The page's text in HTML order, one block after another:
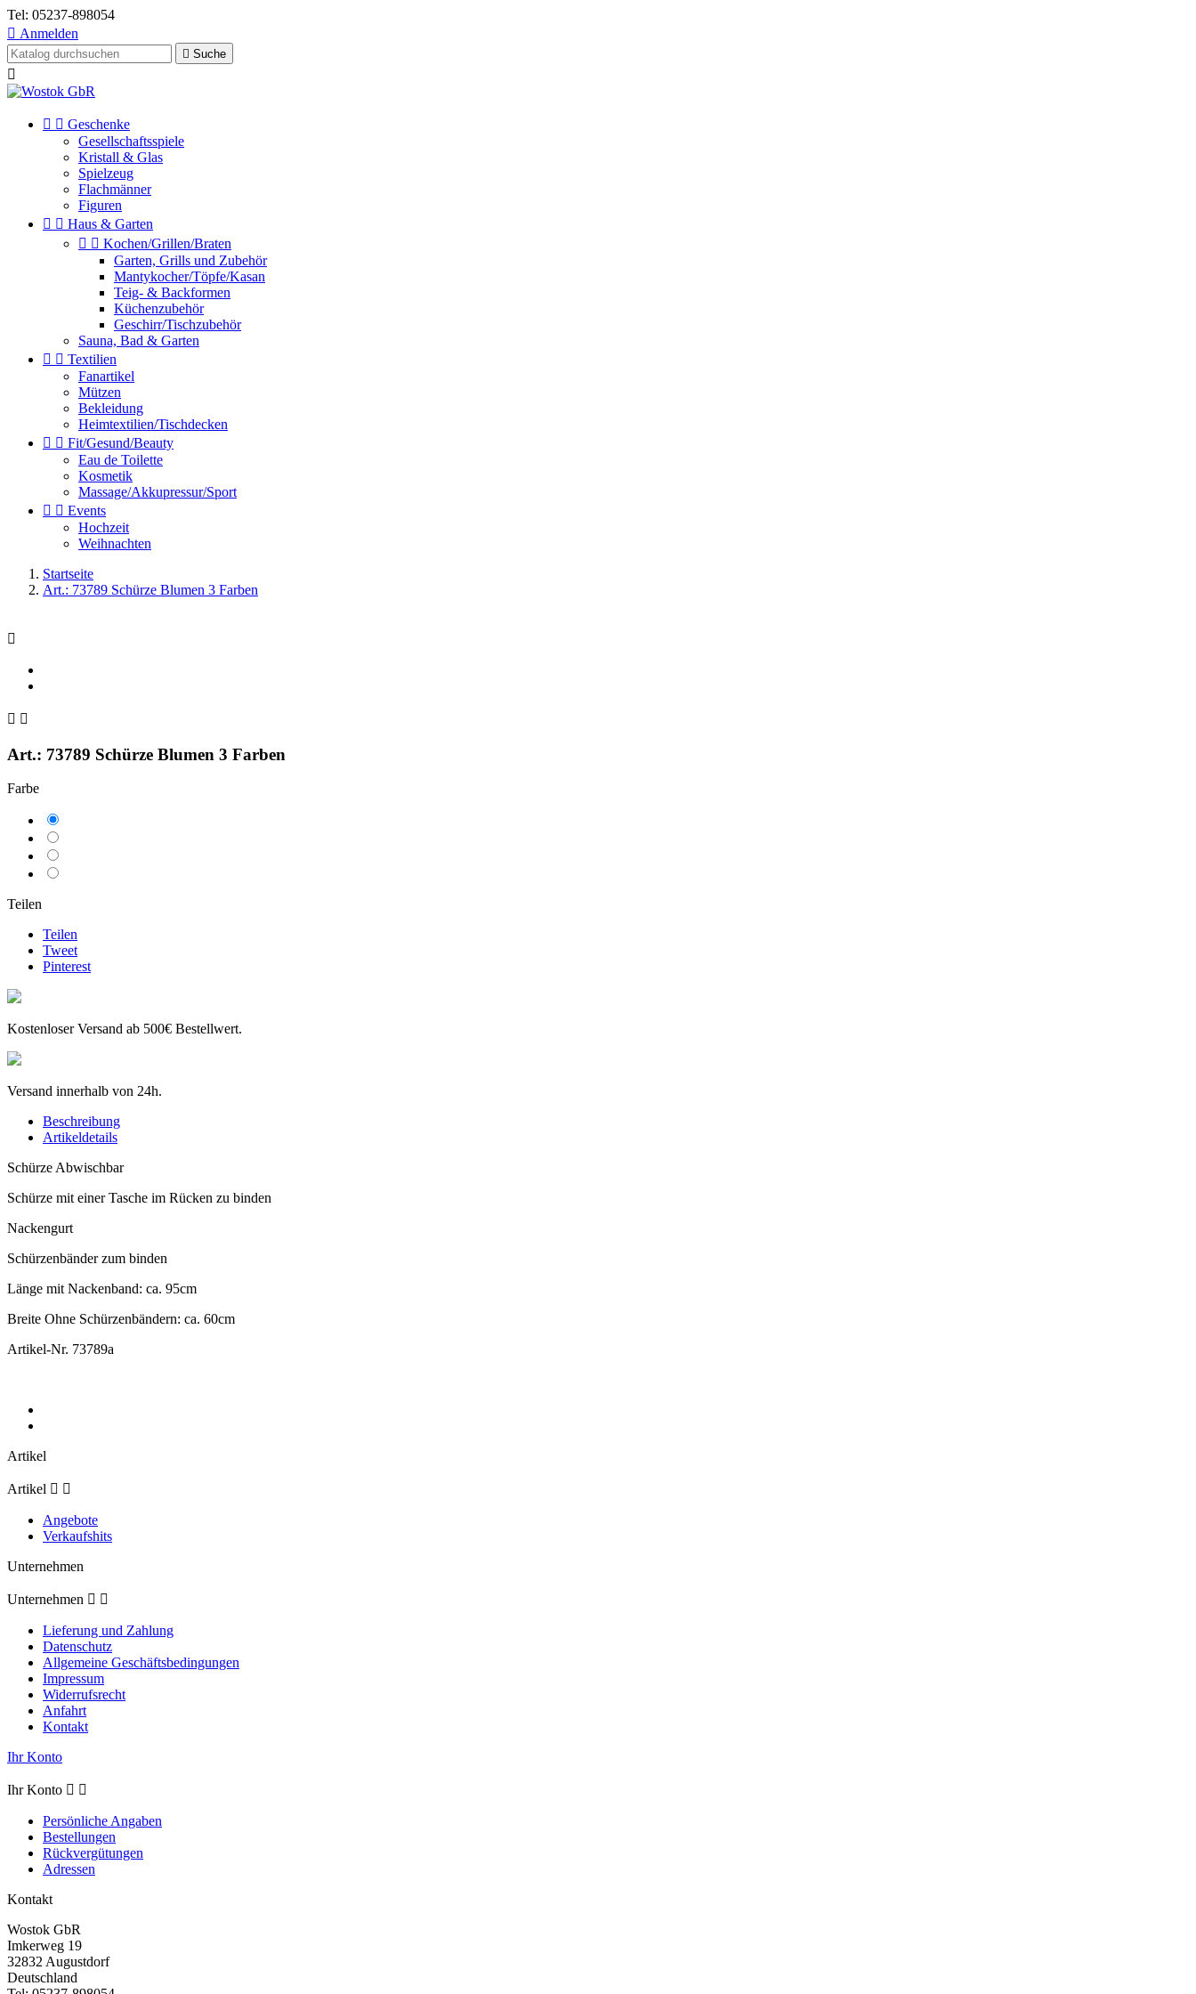
Tel: 05237-898054
 Anmelden
 Suche

  Geschenke
Gesellschaftsspiele
Kristall & Glas
Spielzeug
Flachmänner
Figuren
  Haus & Garten
  Kochen/Grillen/Braten
Garten, Grills und Zubehör
Mantykocher/Töpfe/Kasan
Teig- & Backformen
Küchenzubehör
Geschirr/Tischzubehör
Sauna, Bad & Garten
  Textilien
Fanartikel
Mützen
Bekleidung
Heimtextilien/Tischdecken
  Fit/Gesund/Beauty
Eau de Toilette
Kosmetik
Massage/Akkupressur/Sport
  Events
Hochzeit
Weihnachten
Startseite
Art.: 73789 Schürze Blumen 3 Farben

 
Art.: 73789 Schürze Blumen 3 Farben
Farbe
Teilen
Teilen
Tweet
Pinterest
Kostenloser Versand ab 500€ Bestellwert.
Versand innerhalb von 24h.
Beschreibung
Artikeldetails
Schürze Abwischbar
Schürze mit einer Tasche im Rücken zu binden
Nackengurt
Schürzenbänder zum binden
Länge mit Nackenband: ca. 95cm
Breite Ohne Schürzenbändern: ca. 60cm
Artikel-Nr. 73789a
Artikel
Artikel  
Angebote
Verkaufshits
Unternehmen
Unternehmen  
Lieferung und Zahlung
Datenschutz
Allgemeine Geschäftsbedingungen
Impressum
Widerrufsrecht
Anfahrt
Kontakt
Ihr Konto
Ihr Konto  
Persönliche Angaben
Bestellungen
Rückvergütungen
Adressen
Kontakt
Wostok GbR
Imkerweg 19
32832 Augustdorf
Deutschland